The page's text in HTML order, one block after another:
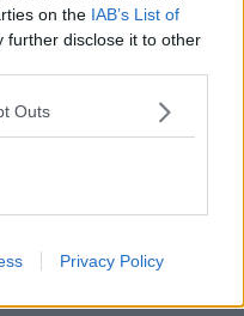
on the IAB’s List of
further disclose it to other
Outs
Privacy Policy
era di400.000 euro
dell'operazione.